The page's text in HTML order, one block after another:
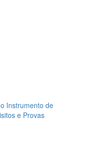
Instrumento de
e Provas